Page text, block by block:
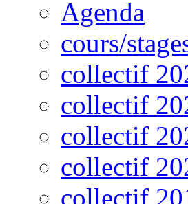
Agenda
cours/
collectif
collectif
collectif
collectif
collectif